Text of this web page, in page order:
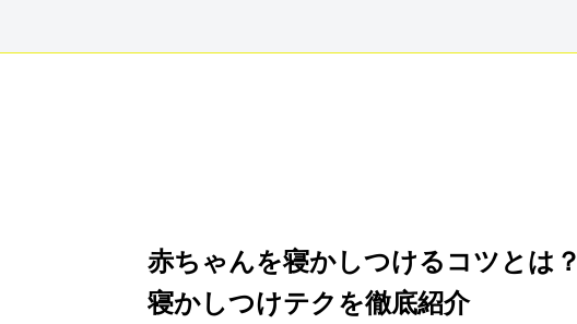
赤ちゃんを寝かしつけるコツとは？
寝かしつけテクを徹底紹介